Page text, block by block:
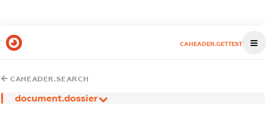
CAHEADER.GETTEST
CAHEADER.SEARCH
document.dossier